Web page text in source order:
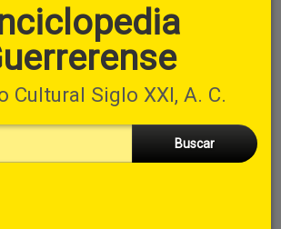
Cultural Siglo XXI, A. C.